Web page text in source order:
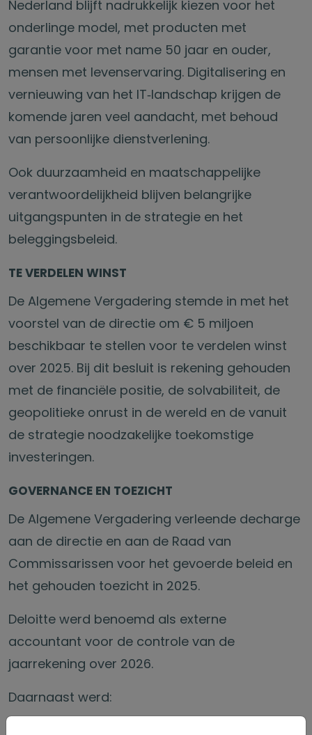
Nederland blijft nadrukkelijk kiezen voor het
onderlinge model, met producten met
garantie voor met name 50 jaar en ouder,
mensen met levenservaring. Digitalisering en
vernieuwing van het IT‑landschap krijgen de
komende jaren veel aandacht, met behoud
van persoonlijke dienstverlening.
Ook duurzaamheid en maatschappelijke
verantwoordelijkheid blijven belangrijke
uitgangspunten in de strategie en het
beleggingsbeleid.
TE VERDELEN WINST
De Algemene Vergadering stemde in met het
voorstel van de directie om € 5 miljoen
beschikbaar te stellen voor te verdelen winst
over 2025. Bij dit besluit is rekening gehouden
met de financiële positie, de solvabiliteit, de
geopolitieke onrust in de wereld en de vanuit
de strategie noodzakelijke toekomstige
investeringen.
GOVERNANCE EN TOEZICHT
De Algemene Vergadering verleende decharge
aan de directie en aan de Raad van
Commissarissen voor het gevoerde beleid en
het gehouden toezicht in 2025.
Deloitte werd benoemd als externe
accountant voor de controle van de
jaarrekening over 2026.
Daarnaast werd: